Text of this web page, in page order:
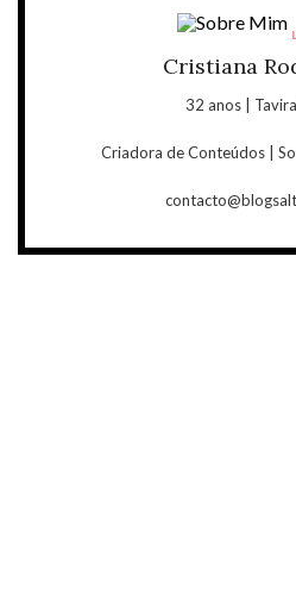
Cristiana
32 anos |
Criadora de Conteúdos |